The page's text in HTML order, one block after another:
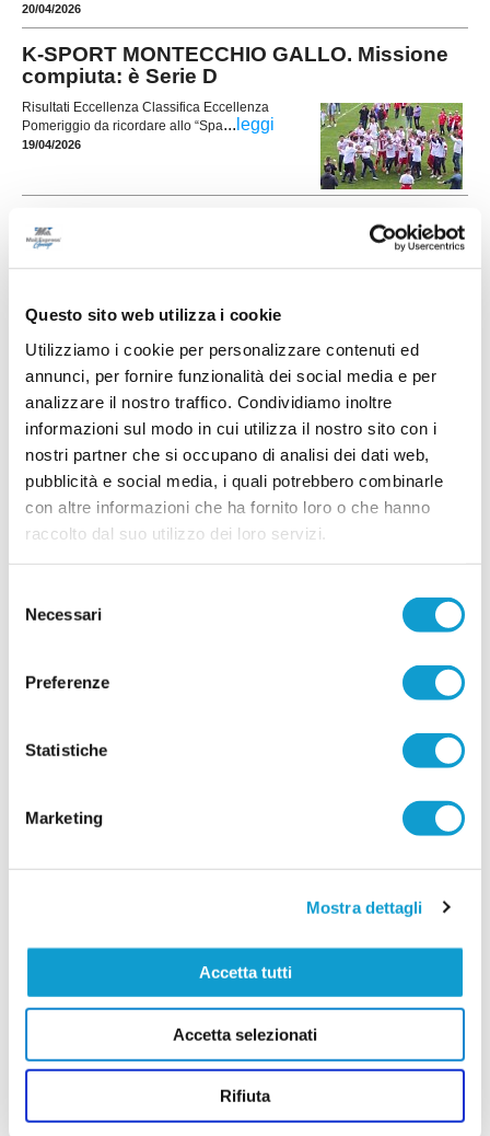
Questo sito web utilizza i cookie
Utilizziamo i cookie per personalizzare contenuti ed
annunci, per fornire funzionalità dei social media e per
analizzare il nostro traffico. Condividiamo inoltre
informazioni sul modo in cui utilizza il nostro sito con i
nostri partner che si occupano di analisi dei dati web,
pubblicità e social media, i quali potrebbero combinarle
con altre informazioni che ha fornito loro o che hanno
raccolto dal suo utilizzo dei loro servizi.
delNecessari
Preferenze
Statistiche
Marketing
Mostra dettagli
Accetta tutti
Accetta selezionati
Rifiuta
20/04/2026
K-SPORT MONTECCHIO GALLO. Missione
compiuta: è Serie D
Risultati Eccellenza Classifica Eccellenza
Pomeriggio da ricordare allo “Spa... leggi
19/04/2026
L'Eccellenza dà il bentornato al LUNANO!
Il Lunano (vedi la rosa) conquista la promozione
in Eccellenza con una giornata d’anticipo grazie
prezioso che permette alla squadra guidata da
stagionale e assi...leggi
Vai all'edizione provinciale